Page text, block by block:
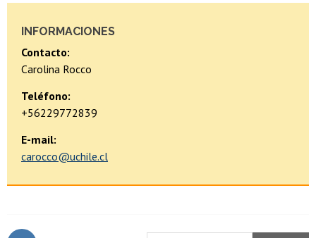
INFORMACIONES
Contacto:
Carolina Rocco
Teléfono:
+56229772839
E-mail:
carocco@uchile.cl